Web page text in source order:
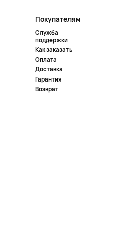
Покупателям
Служба
поддержки
Как заказать
Оплата
Доставка
Гарантия
Возврат